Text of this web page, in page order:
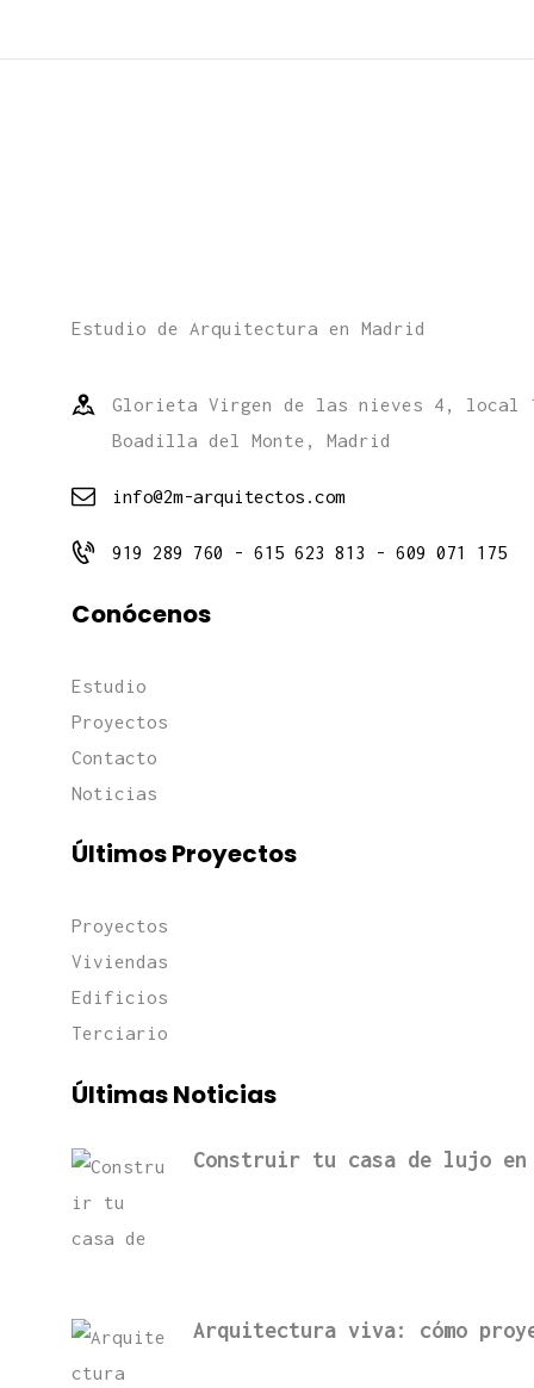
Estudio de Arquitectura en Madrid
Glorieta Virgen de las nieves 4, local
Boadilla del Monte, Madrid
info@2m-arquitectos.com
919 289 760 - 615 623 813 - 609 071 175
Conócenos
Estudio
Proyectos
Contacto
Noticias
Últimos Proyectos
Proyectos
Viviendas
Edificios
Terciario
Últimas Noticias
Construir tu casa de lujo
Arquitectura viva: cómo